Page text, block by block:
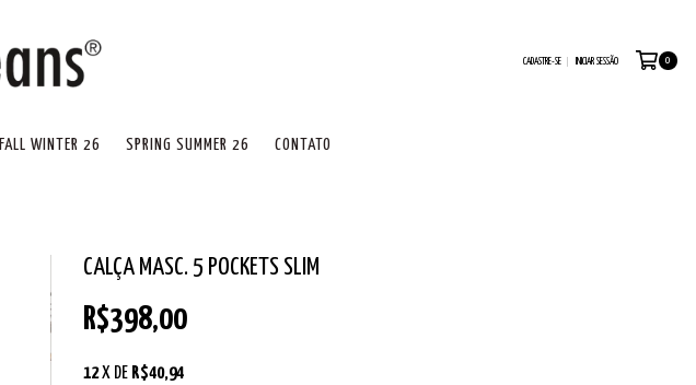
CADASTRE-SE INICIAR SESSÃO 0
FALL WINTER 26 SPRING SUMMER 26 CONTATO
CALÇA MASC. 5 POCKETS SLIM
R$398,00
12X DE R$40,94